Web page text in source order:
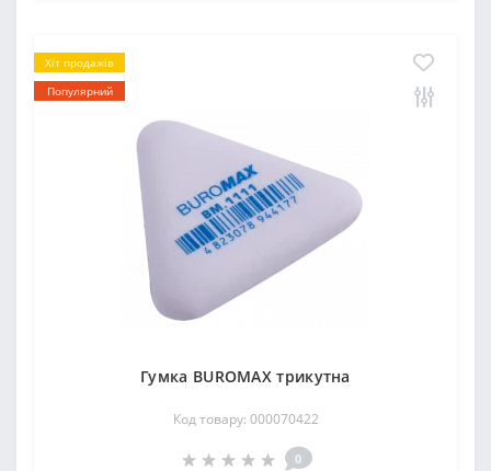
Хіт продажів
Популярний
Гумка ВUROМAX трикутна
Код товару: 000070422
0